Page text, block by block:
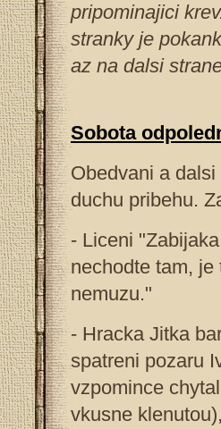
pripominajici
stranky je
az na dalsi
Sobota
Obedvani a
duchu pribehu.
- Liceni
nechodte tam,
nemuzu."
- Hracka Jitka
spatreni pozaru
vzpomince
vkusne